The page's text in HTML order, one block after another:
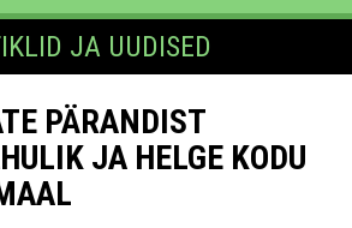
JA UUDISED
PÄRANDIST
JA HELGE KODU